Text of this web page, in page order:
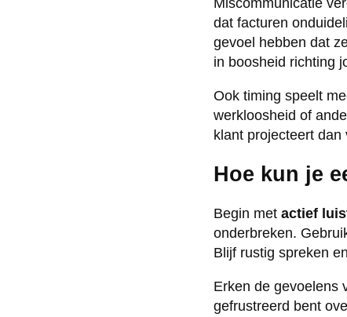
Miscommunicatie
dat facturen
gevoel hebben dat
in boosheid richting
Ook timing speelt
werkloosheid of
klant projecteert
Hoe kun je
Begin met actief
onderbreken.
Blijf rustig spreken
Erken de gevoelens
gefrustreerd bent